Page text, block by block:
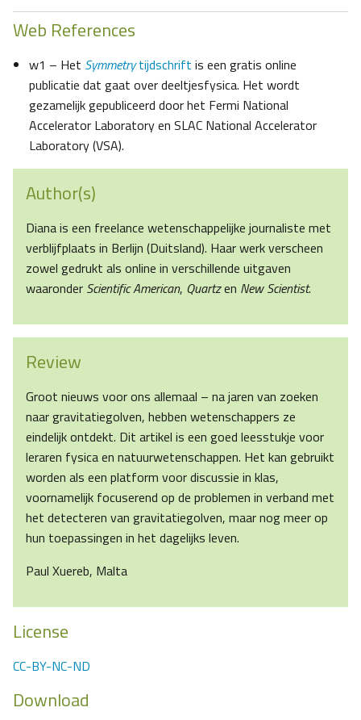
Web References
w1 – Het Symmetrytijdschrift is een gratis online
publicatie dat gaat over deeltjesfysica. Het wordt
gezamelijk gepubliceerd door het Fermi National
Accelerator Laboratory en SLAC National Accelerator
Laboratory (VSA).
Author(s)
Diana is een freelance wetenschappelijke journaliste met
verblijfplaats in Berlijn (Duitsland). Haar werk verscheen
zowel gedrukt als online in verschillende uitgaven
waaronder Scientific American, Quartzen New Scientist.
Review
Groot nieuws voor ons allemaal – na jaren van zoeken
naar gravitatiegolven, hebben wetenschappers ze
eindelijk ontdekt. Dit artikel is een goed leesstukje voor
leraren fysica en natuurwetenschappen. Het kan gebruikt
worden als een platform voor discussie in klas,
voornamelijk focuserend op de problemen in verband met
het detecteren van gravitatiegolven, maar nog meer op
hun toepassingen in het dagelijks leven.
Paul Xuereb, Malta
License
CC-BY-NC-ND
Download